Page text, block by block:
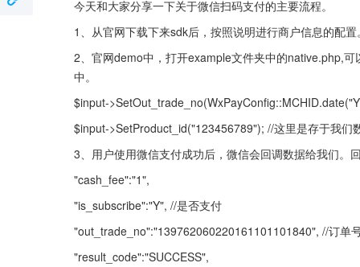
今天和大家分享一下关于微信扫码支付的主要流程。
1、从官网下载下来sdk后，按照说明进行商户信息的配置。
2、官网demo中，打开example文件夹中的native.php,
中。
$input-
$input->SetProduct_id("123456789"); //这里是存于我们
3、用户使用微信支付成功后，微信会回调数据给我们。
"cash_fee":"1",
"is_subscribe":"Y", //是否支付
"out_trade_no":"139762060220161101101840", //订单
"result_code":"SUCCESS",